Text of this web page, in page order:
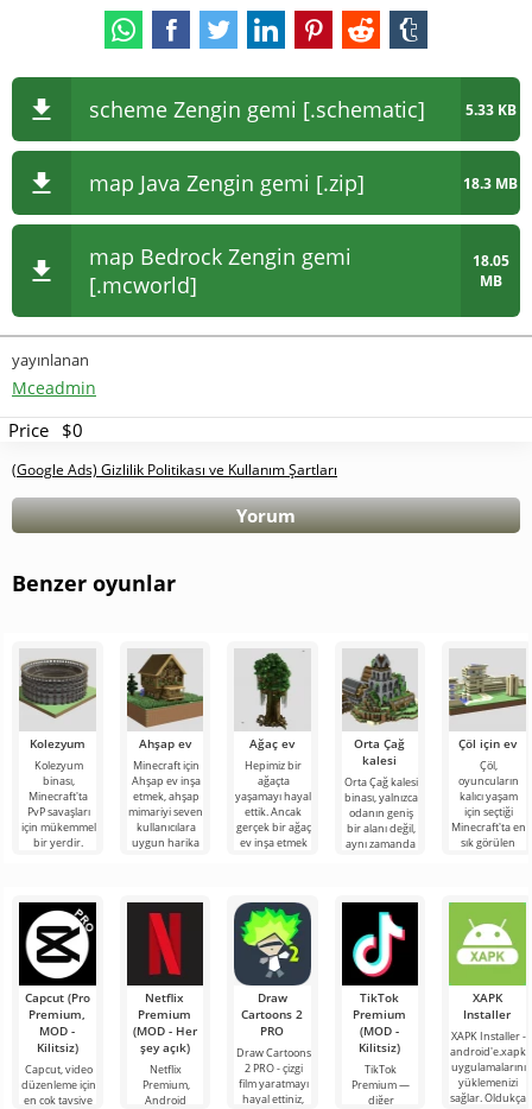
scheme Zengin gemi [.schematic] 5.33 KB
map Java Zengin gemi [.zip] 18.3 MB
map Bedrock Zengin gemi
[.mcworld]
18.05
MB
yayınlanan
Mceadmin
Price $0
(Google Ads) Gizlilik Politikası ve Kullanım Şartları
Yorum
Benzer oyunlar
Kolezyum
Kolezyum
binası,
Minecraft'ta
PvP savaşları
için mükemmel
bir yerdir.
Ahşap ev
Minecraft için
Ahşap ev inşa
etmek, ahşap
mimariyi seven
kullanıcılara
uygun harika
Ağaç ev
Hepimiz bir
ağaçta
yaşamayı hayal
ettik. Ancak
gerçek bir ağaç
ev inşa etmek
Orta Çağ
kalesi
Orta Çağ kalesi
binası, yalnızca
odanın geniş
bir alanı değil,
aynı zamanda
Çöl için ev
Çöl,
oyuncuların
kalıcı yaşam
için seçtiği
Minecraft'ta en
sık görülen
Capcut (Pro
Premium,
MOD -
Kilitsiz)
Capcut, video
düzenleme için
en çok tavsiye
Netflix
Premium
(MOD - Her
şey açık)
Netflix
Premium,
Android
Draw
Cartoons 2
PRO
Draw Cartoons
2 PRO - çizgi
film yaratmayı
hayal ettiniz,
TikTok
Premium
(MOD -
Kilitsiz)
TikTok
Premium —
diğer
XAPK
Installer
XAPK Installer -
android'e.xapk
uygulamalarını
yüklemenizi
sağlar. Oldukça